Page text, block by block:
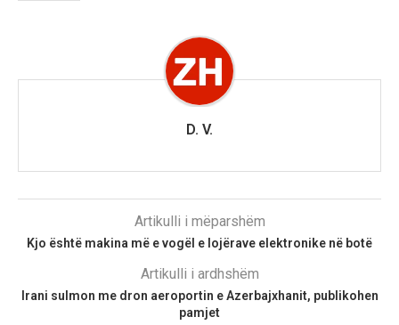
D. V.
Artikulli i mëparshëm
Kjo është makina më e vogël e lojërave elektronike në botë
Artikulli i ardhshëm
Irani sulmon me dron aeroportin e Azerbajxhanit, publikohen
pamjet